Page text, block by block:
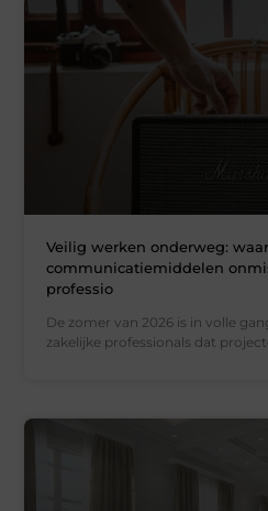
Veilig werken onderweg:
communicatiemiddelen
professio
De zomer van 2026 is in volle
zakelijke professionals dat